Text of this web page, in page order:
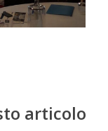
articolo